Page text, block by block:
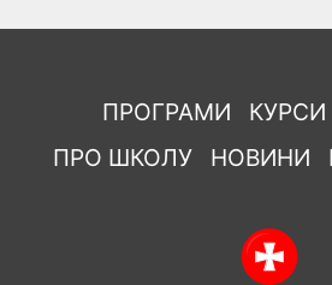
ПРОГРАМИ КУРСИ
ПРО ШКОЛУ
НОВИНИ